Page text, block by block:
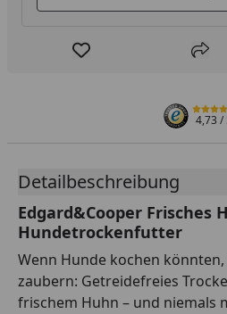
Produkt zur
4,73/
Detailbeschreibung
Edgard&Cooper Frisches
Hundetrockenfutter
Wenn Hunde kochen
zaubern: Getreidefreies
frischem Huhn – und niemals